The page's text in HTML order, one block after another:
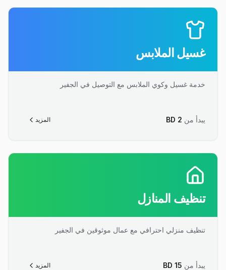
غسيل الملابس
خدمة غسيل وكوي الملابس مع التوصيل في الجفير
يبدأ من BD 2 المزيد
تنظيف المنازل
تنظيف منزلي احترافي مع عمال موثوقين في الجفير
يبدأ من BD 15 المزيد